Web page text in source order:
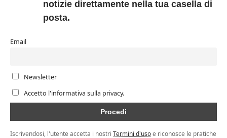
notizie direttamente nella tua casella di
posta.
Email
Newsletter
Accetto l'informativa sulla privacy.
Iscrivendosi, l'utente accetta i nostri Termini d'usoe riconosce le pratiche